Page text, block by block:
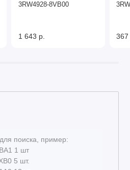
3RW4928-8VB00
1 643 р. 367